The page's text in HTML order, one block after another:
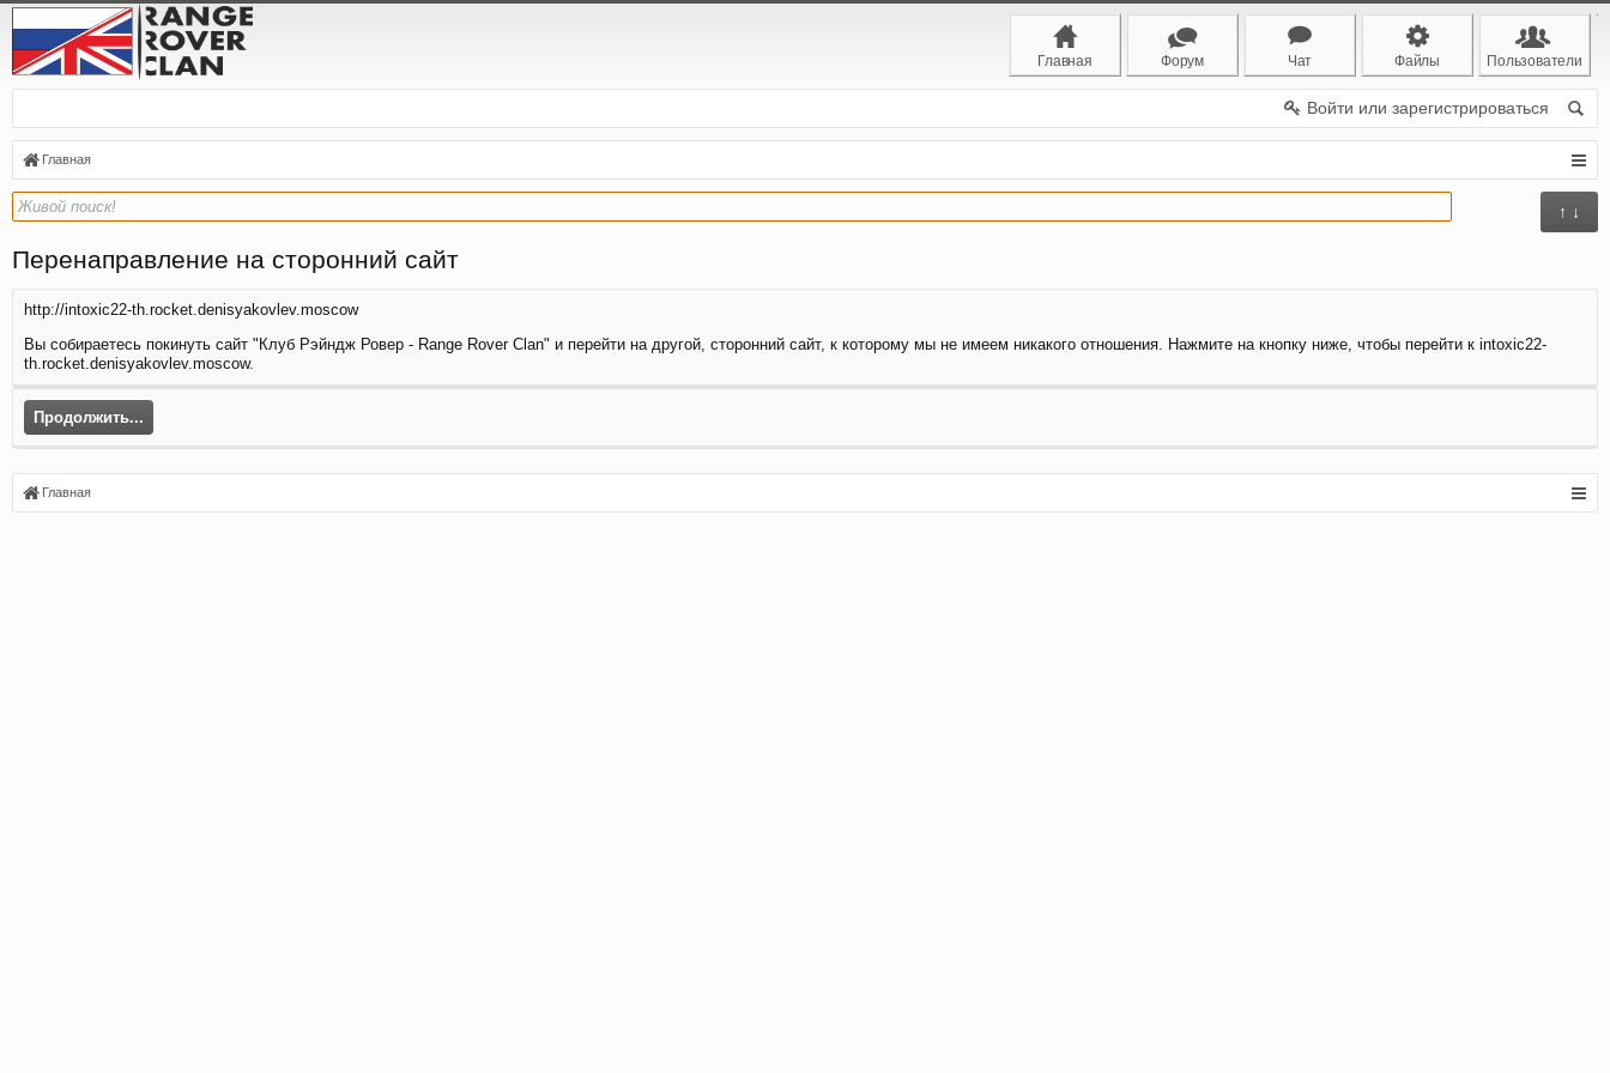
Главная Форум Чат Файлы Пользователи
Войти или зарегистрироваться
Главная
↑ ↓
Перенаправление на сторонний сайт
http://intoxic22-th.rocket.denisyakovlev.moscow
Вы собираетесь покинуть сайт "Клуб Рэйндж Ровер - Range Rover Clan" и перейти на другой, сторонний сайт, к которому мы не имеем никакого отношения. Нажмите на кнопку ниже, чтобы перейти к intoxic22-
th.rocket.denisyakovlev.moscow.
Продолжить...
Главная